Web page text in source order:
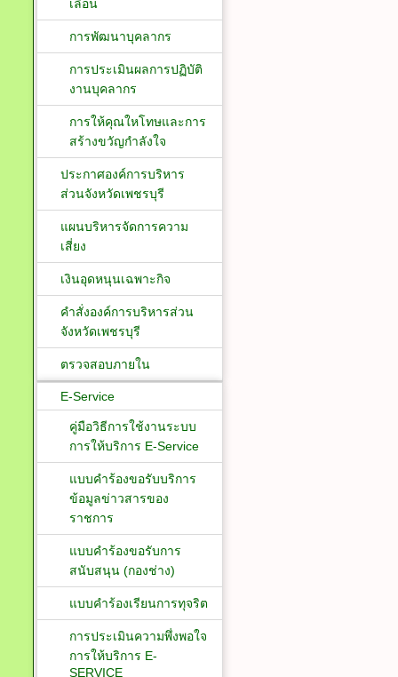
เลื่อน
การพัฒนาบุคลากร
การประเมินผลการปฏิบัติ
งานบุคลากร
การให้คุณใหโทษและการ
สร้างขวัญกำลังใจ
ประกาศองค์การบริหาร
ส่วนจังหวัดเพชรบุรี
แผนบริหารจัดการความ
เสี่ยง
เงินอุดหนุนเฉพาะกิจ
คำสั่งองค์การบริหารส่วน
จังหวัดเพชรบุรี
ตรวจสอบภายใน
E-Service
คู่มือวิธีการใช้งานระบบ
การให้บริการ E-Service
แบบคำร้องขอรับบริการ
ข้อมูลข่าวสารของ
ราชการ
แบบคำร้องขอรับการ
สนับสนุน (กองช่าง)
แบบคำร้องเรียนการทุจริต
การประเมินความพึ่งพอใจ
การให้บริการ E-
SERVICE